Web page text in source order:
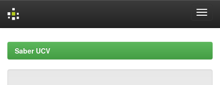
navigationSaber UCV